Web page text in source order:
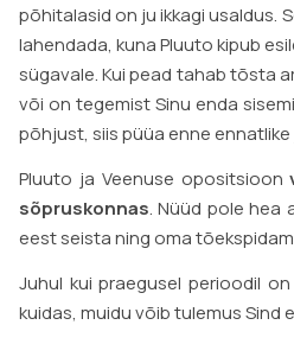
põhitalasid on ju ikkagi usaldus.
lahendada, kuna Pluuto kipub
sügavale. Kui pead tahab tõsta
või on tegemist Sinu enda
põhjust, siis püüa enne
Pluuto ja Veenuse opositsioon
sõpruskonnas. Nüüd pole hea
eest seista ning oma
Juhul kui praegusel perioodil
kuidas, muidu võib tulemus Sind